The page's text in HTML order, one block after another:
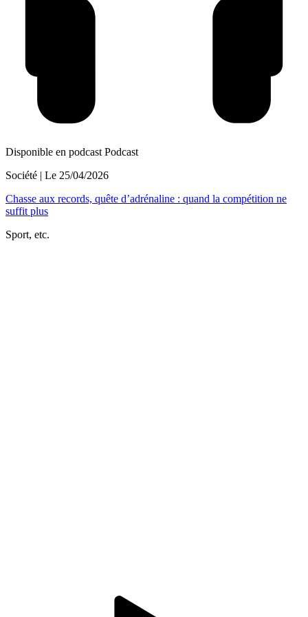
Disponible en podcast Podcast
Société | Le 25/04/2026
Chasse aux records, quête d’adrénaline : quand la compétition ne
suffit plus
Sport, etc.